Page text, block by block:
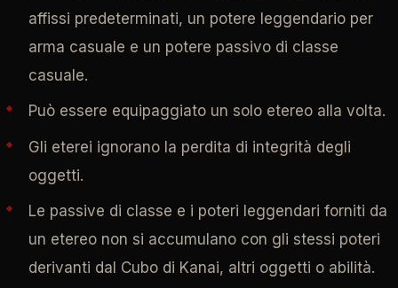
affissi predeterminati, un potere leggendario per
arma casuale e un potere passivo di classe
casuale.
Può essere equipaggiato un solo etereo alla volta.
Gli eterei ignorano la perdita di integrità degli
oggetti.
Le passive di classe e i poteri leggendari forniti da
un etereo non si accumulano con gli stessi poteri
derivanti dal Cubo di Kanai, altri oggetti o abilità.